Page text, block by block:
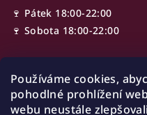
Používáme cookies,
pohodlné prohlížení
webu neustále
🍷 Pátek 18:00-22:00
🍷 Sobota 18:00-22:00
Adresa